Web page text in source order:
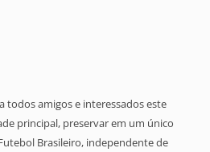
todos amigos e interessados este
principal, preservar em um único
Brasileiro, independente de